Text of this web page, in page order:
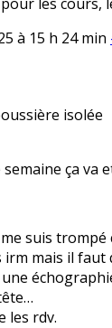
à 15 h 24 min
isolée
ça va
suis trompé
mais il faut
une
les rdv.